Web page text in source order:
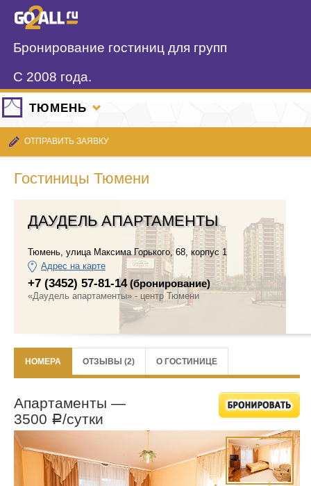
Бронирование гостиниц для групп
С 2008 года.
ТЮМЕНЬ
ОТПРАВИТЬ ЗАЯВКУ
Гостиницы Тюмени
ДАУДЕЛЬ АПАРТАМЕНТЫ
Тюмень улица Максима Горького, 68, корпус 1
Адрес на карте
+7 (3452) 57-81-14(бронирование)
«Даудель апартаменты» - центр Тюмени
НОМЕРА ОТЗЫВЫ (2) О ГОСТИНИЦЕ
Апартаменты —
3500 Р/сутки